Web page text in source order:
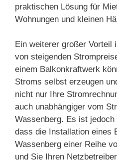
praktischen Lösung für
Wohnungen und kleinen
Ein weiterer großer Vorteil
von steigenden
einem Balkonkraftwerk
Stroms selbst erzeugen
nicht nur Ihre
auch unabhängiger vom
Wassenberg. Es ist
dass die Installation eines
Wassenberg einer Reihe
und Sie Ihren